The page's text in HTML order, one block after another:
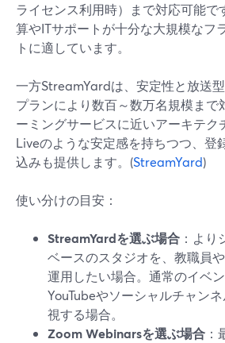
ライセンス利用時）まで対応可能で
算やITサポートが十分な大規模なフ
トに適しています。
一方StreamYardは、安定性と放送型
プランにより数百～数万名規模まで
ーミングサービスに近いアーキテク
Liveのような安定感を持ちつつ、登
込みも提供します。(StreamYard)
使い分けの目安：
StreamYardを選ぶ場合 ：よ
ベースのスタジオを、教職員
運用したい場合。通常のイベン
YouTubeやソーシャルチャン
視する場合。
Zoom Webinarsを選ぶ場合